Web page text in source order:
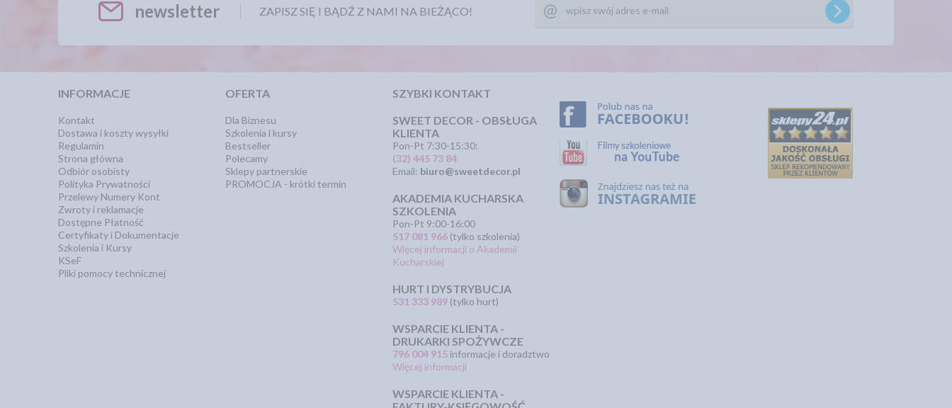
newsletter ZAPISZ SIĘ I BĄDŹ Z NAMI NA BIEŻĄCO!
INFORMACJE
Kontakt
Dostawa i koszty wysyłki
Regulamin
Strona główna
Odbiór osobisty
Polityka Prywatności
Przelewy Numery Kont
Zwroty i reklamacje
Dostępne Płatność
Certyfikaty i Dokumentacje
Szkolenia i Kursy
KSeF
Pliki pomocy technicznej
OFERTA
Dla Biznesu
Szkolenia i kursy
Bestseller
Polecamy
Sklepy partnerskie
PROMOCJA - krótki termin
SZYBKI KONTAKT
SWEET DECOR - OBSŁUGA
KLIENTA
Pon-Pt 7:30-15:30:
(32) 445 73 84
Email: biuro@sweetdecor.pl
AKADEMIA KUCHARSKA
SZKOLENIA
Pon-Pt 9:00-16:00
517 081 966 (tylko szkolenia)
Więcej informacji o Akademii
Kucharskiej
HURT I DYSTRYBUCJA
531 333 989 (tylko hurt)
WSPARCIE KLIENTA -
DRUKARKI SPOŻYWCZE
796 004 915 informacje i doradztwo
Więcej informacji
WSPARCIE KLIENTA -